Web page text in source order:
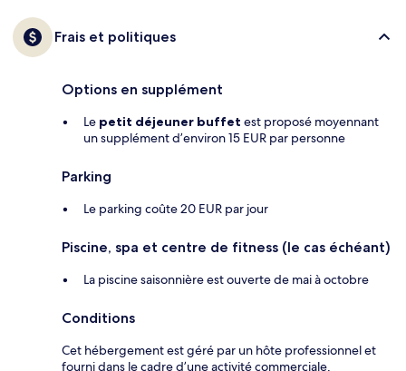
Frais et politiques
Options en supplément
Le petit déjeuner buffet est proposé moyennant
un supplément d’environ 15 EUR par personne
Parking
Le parking coûte 20 EUR par jour
Piscine, spa et centre de fitness (le cas échéant)
La piscine saisonnière est ouverte de mai à octobre
Conditions
Cet hébergement est géré par un hôte professionnel et
fourni dans le cadre d’une activité commerciale,